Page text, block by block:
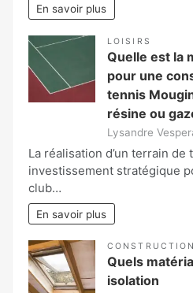
En savoir plus
LOISIRS
Quelle est la
pour une
tennis
résine ou
Lysandre
La réalisation d’un terrain
investissement stratégique
club…
En savoir plus
CONSTRUCTION
Quels
isolation